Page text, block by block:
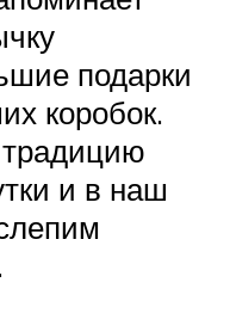
подарки
коробок.
и в наш